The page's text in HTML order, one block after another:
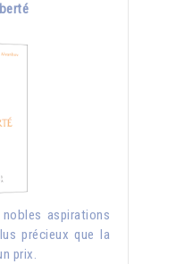
aspirations
précieux que la
prix.